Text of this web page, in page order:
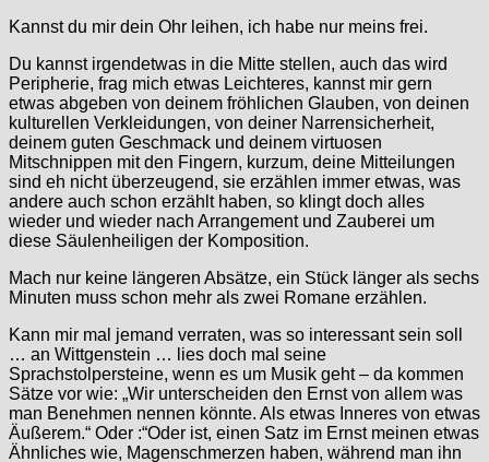
Kannst du mir dein Ohr leihen, ich habe nur meins frei.
Du kannst irgendetwas in die Mitte stellen, auch das wird
Peripherie, frag mich etwas Leichteres, kannst mir gern
etwas abgeben von deinem fröhlichen Glauben, von deinen
kulturellen Verkleidungen, von deiner Narrensicherheit,
deinem guten Geschmack und deinem virtuosen
Mitschnippen mit den Fingern, kurzum, deine Mitteilungen
sind eh nicht überzeugend, sie erzählen immer etwas, was
andere auch schon erzählt haben, so klingt doch alles
wieder und wieder nach Arrangement und Zauberei um
diese Säulenheiligen der Komposition.
Mach nur keine längeren Absätze, ein Stück länger als sechs
Minuten muss schon mehr als zwei Romane erzählen.
Kann mir mal jemand verraten, was so interessant sein soll
… an Wittgenstein … lies doch mal seine
Sprachstolpersteine, wenn es um Musik geht – da kommen
Sätze vor wie: „Wir unterscheiden den Ernst von allem was
man Benehmen nennen könnte. Als etwas Inneres von etwas
Äußerem.“ Oder :“Oder ist, einen Satz im Ernst meinen etwas
Ähnliches wie, Magenschmerzen haben, während man ihn